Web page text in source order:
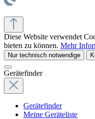
Diese Website verwendet
bieten zu können. Mehr
Nur technisch notwendige
Gerätefinder
Gerätefinder
Meine Geräteliste